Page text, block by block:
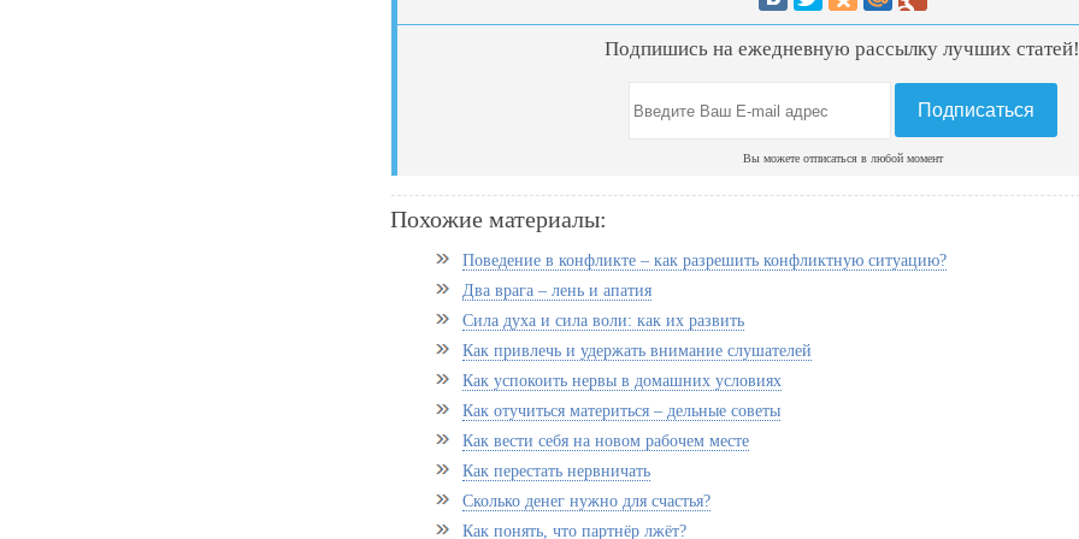
Подпишись на ежедневную рассылку лучших
Вы можете отписаться в любой момент
Похожие материалы:
Поведение в конфликте – как разрешить конфликтную ситуацию?
Два врага – лень и апатия
Сила духа и сила воли: как их развить
Как привлечь и удержать внимание слушателей
Как успокоить нервы в домашних условиях
Как отучиться материться – дельные советы
Как вести себя на новом рабочем месте
Как перестать нервничать
Сколько денег нужно для счастья?
Как понять, что партнёр лжёт?